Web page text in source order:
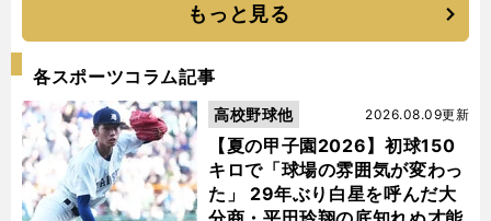
もっと見る
各スポーツコラム記事
【夏の甲子園2026】初球150
キロで「球場の雰囲気が変わっ
た」 29年ぶり白星を呼んだ大
2026.08.09更新
高校野球他